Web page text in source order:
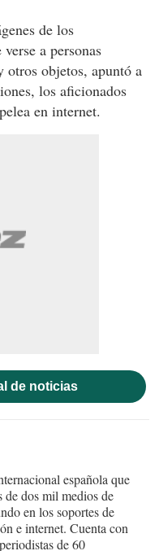
de los
a personas
otros objetos, apuntó a
los aficionados
en internet.
de noticias
española que
de dos mil medios de
en los soportes de
e internet. Cuenta con
de 60